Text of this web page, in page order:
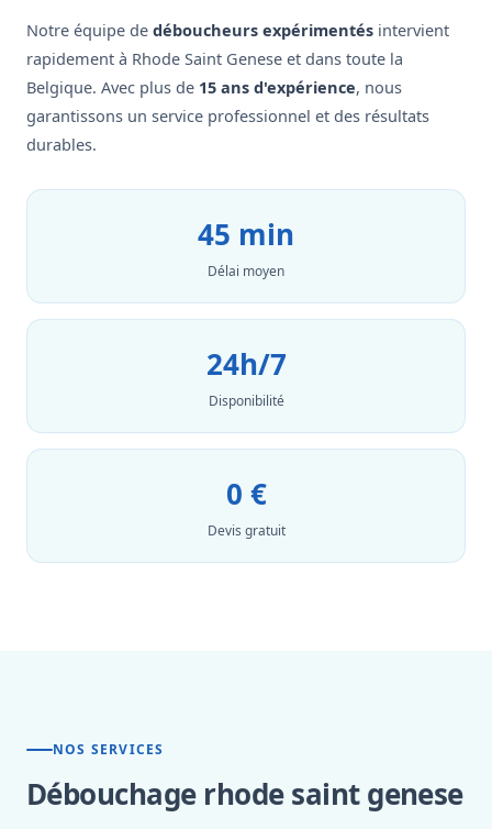
Notre équipe de déboucheurs expérimentés intervient
rapidement à Rhode Saint Genese et dans toute la
Belgique. Avec plus de 15 ans d'expérience, nous
garantissons un service professionnel et des résultats
durables.
45 min
Délai moyen
24h/7
Disponibilité
0 €
Devis gratuit
NOS SERVICES
Débouchage rhode saint genese